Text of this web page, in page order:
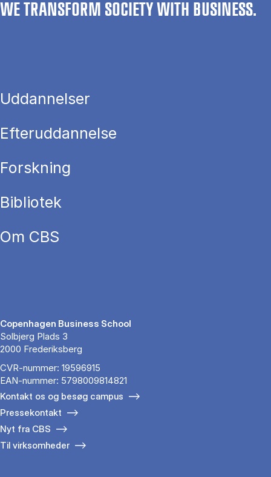
WE TRANSFORM SOCIETY WITH BUSINESS.
Uddannelser
Efteruddannelse
Forskning
Bibliotek
Om CBS
Copenhagen Business School
Solbjerg Plads 3
2000 Frederiksberg
CVR-nummer: 19596915
EAN-nummer: 5798009814821
Kontakt os og besøg campus
Pressekontakt
Nyt fra CBS
Til virksomheder